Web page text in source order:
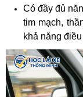
Có đầy đủ
tim mạch,
khả năng